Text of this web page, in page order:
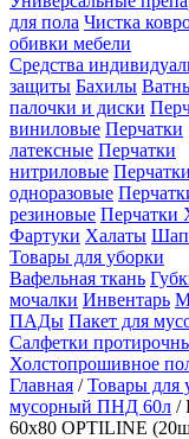
для пола Чистка
обивки мебели
Средства
защиты Бахилы
палочки и диски
виниловые Перчатки
латексные Перчатки
нитриловые Перчатки
одноразовые
резиновые Перчатки
Фартуки Халаты
Товары для уборки
Вафельная ткань
мочалки Инвентарь
ПАДы Пакет для
Салфетки
Холстопрошивное
Главная /Товары для
мусорный ПНД 60л /
60х80 OPTILINE